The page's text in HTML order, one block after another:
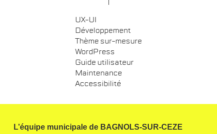
UX-UI
Développement
Thème sur-mesure
WordPress
Guide utilisateur
Maintenance
Accessibilité
L’équipe municipale de BAGNOLS-SUR-CEZE